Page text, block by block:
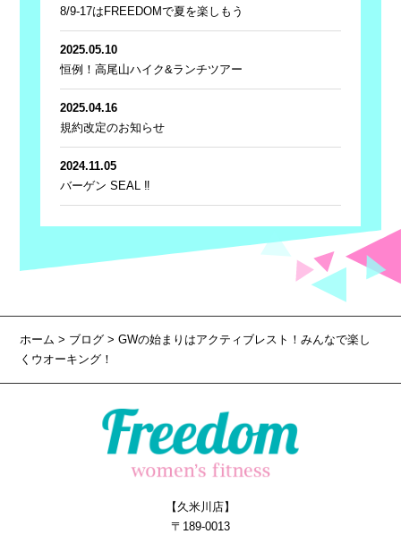
8/9-17はFREEDOMで夏を楽しもう
2025.05.10
恒例！高尾山ハイク&ランチツアー
2025.04.16
規約改定のお知らせ
2024.11.05
バーゲン SEAL ‼
ホーム> ブログ > GWの始まりはアクティブレスト！みんなで楽し
くウオーキング！
【久米川店】
〒189-0013